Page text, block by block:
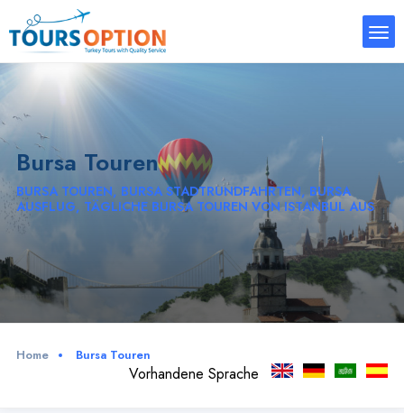
Bursa Touren
BURSA TOUREN, BURSA STADTRUNDFAHRTEN, BURSA
AUSFLUG, TÄGLICHE BURSA TOUREN VON ISTANBUL AUS
Home Bursa Touren
Vorhandene Sprache